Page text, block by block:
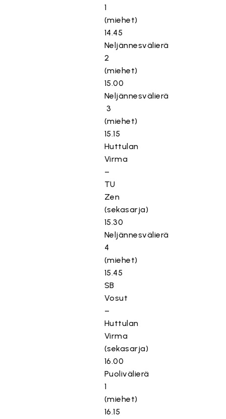
1
(miehet)
14.45
Neljännesvälierä
2
(miehet)
15.00
Neljännesvälierä
3
(miehet)
15.15
Huttulan
Virma
–
TU
Zen
(sekasarja)
15.30
Neljännesvälierä
4
(miehet)
15.45
SB
Vosut
–
Huttulan
Virma
(sekasarja)
16.00
Puolivälierä
1
(miehet)
16.15